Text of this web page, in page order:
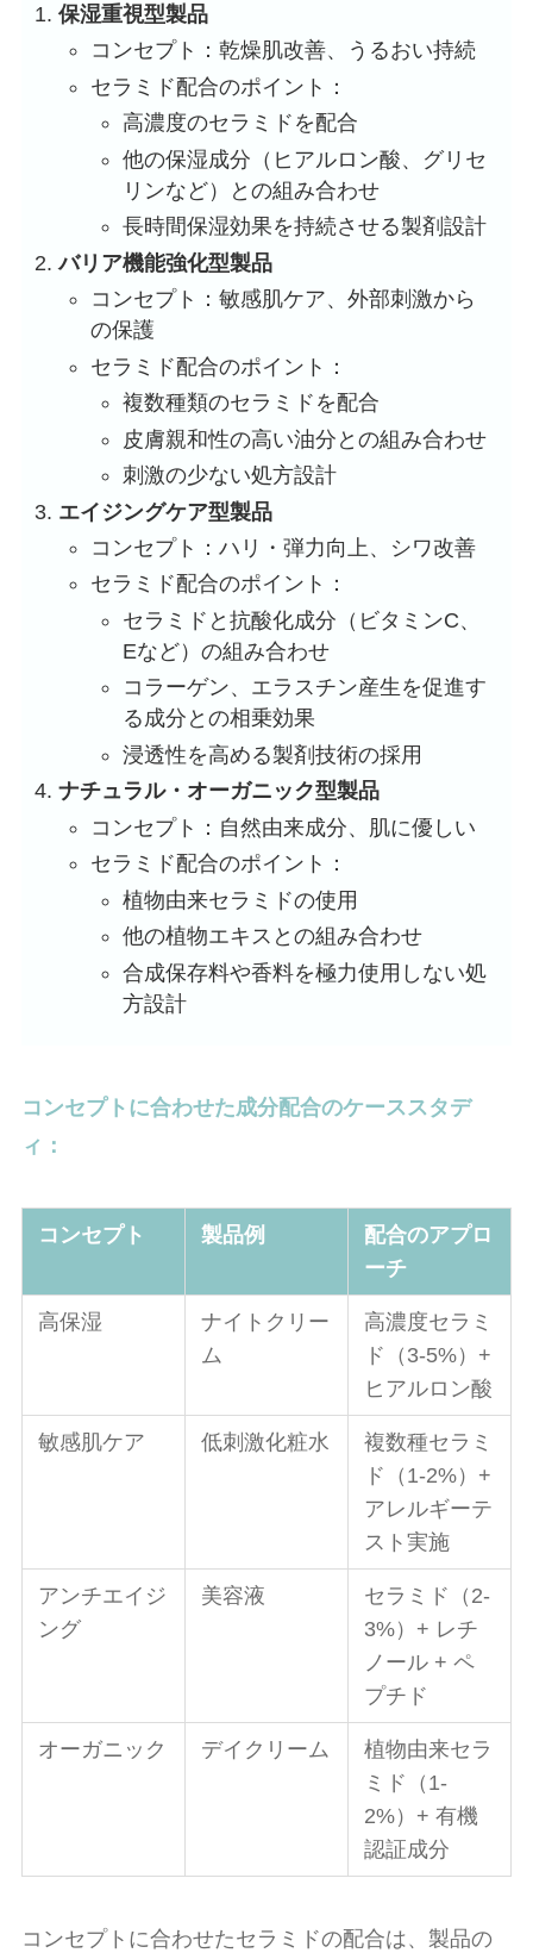
保湿重視型製品
コンセプト：乾燥肌改善、うるおい持続
セラミド配合のポイント：
高濃度のセラミドを配合
他の保湿成分（ヒアルロン酸、グリセ
リンなど）との組み合わせ
長時間保湿効果を持続させる製剤設計
バリア機能強化型製品
コンセプト：敏感肌ケア、外部刺激から
の保護
セラミド配合のポイント：
複数種類のセラミドを配合
皮膚親和性の高い油分との組み合わせ
刺激の少ない処方設計
エイジングケア型製品
コンセプト：ハリ・弾力向上、シワ改善
セラミド配合のポイント：
セラミドと抗酸化成分（ビタミンC、
Eなど）の組み合わせ
コラーゲン、エラスチン産生を促進す
る成分との相乗効果
浸透性を高める製剤技術の採用
ナチュラル・オーガニック型製品
コンセプト：自然由来成分、肌に優しい
セラミド配合のポイント：
植物由来セラミドの使用
他の植物エキスとの組み合わせ
合成保存料や香料を極力使用しない処
方設計
コンセプトに合わせた成分配合のケーススタデ
ィ：
コンセプト 製品例
配合のアプロ
ーチ
高保湿
ナイトクリー
ム
高濃度セラミ
ド（3-5%）+
ヒアルロン酸
敏感肌ケア 低刺激化粧水
複数種セラミ
ド（1-2%）+
アレルギーテ
スト実施
アンチエイジ
ング
美容液
セラミド（2-
3%）+ レチ
ノール + ペ
プチド
オーガニック デイクリーム
植物由来セラ
ミド（1-
2%）+ 有機
認証成分
コンセプトに合わせたセラミドの配合は、製品の